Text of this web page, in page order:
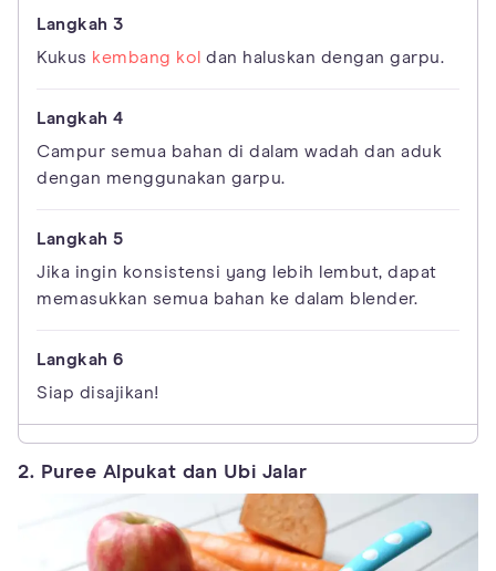
Kukus kembang kol dan haluskan dengan garpu.
Campur semua bahan di dalam wadah dan aduk
dengan menggunakan garpu.
Jika ingin konsistensi yang lebih lembut, dapat
memasukkan semua bahan ke dalam blender.
Siap disajikan!
2. Puree Alpukat dan Ubi Jalar